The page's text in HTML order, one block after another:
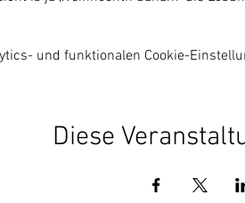
und funktionalen Cookie-
Diese